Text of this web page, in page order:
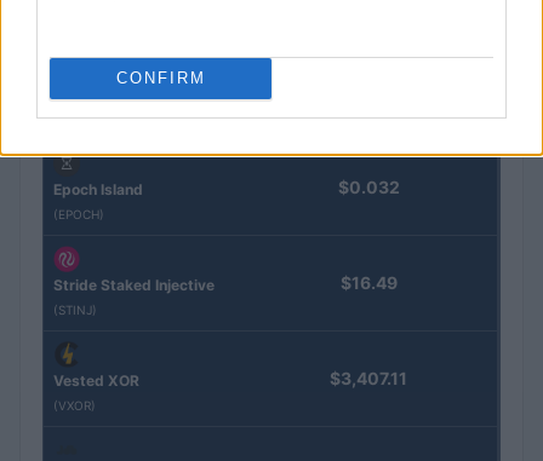
CONFIRM
Steakhouse EURCV
(STEAKEURCV)
Epoch Island
(EPOCH)
$0.032
Stride Staked Injective
(STINJ)
$16.49
Vested XOR
(VXOR)
$3,407.11